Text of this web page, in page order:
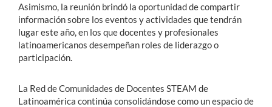
Asimismo, la reunión brindó la oportunidad de compartir
información sobre los eventos y actividades que tendrán
lugar este año, en los que docentes y profesionales
latinoamericanos desempeñan roles de liderazgo o
participación.
La Red de Comunidades de Docentes STEAM de
Latinoamérica continúa consolidándose como un espacio de